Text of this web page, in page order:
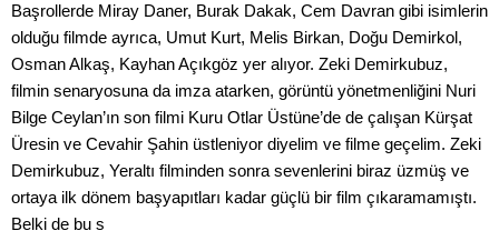
Başrollerde Miray Daner, Burak Dakak, Cem Davran gibi isimlerin
olduğu filmde ayrıca, Umut Kurt, Melis Birkan, Doğu Demirkol,
Osman Alkaş, Kayhan Açıkgöz yer alıyor. Zeki Demirkubuz,
filmin senaryosuna da imza atarken, görüntü yönetmenliğini Nuri
Bilge Ceylan’ın son filmi Kuru Otlar Üstüne’de de çalışan Kürşat
Üresin ve Cevahir Şahin üstleniyor diyelim ve filme geçelim. Zeki
Demirkubuz, Yeraltı filminden sonra sevenlerini biraz üzmüş ve
ortaya ilk dönem başyapıtları kadar güçlü bir film çıkaramamıştı.
Belki de bu s